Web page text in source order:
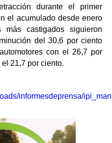
durante el primer
el acumulado desde enero
castigados siguieron
del 30,6 por ciento
con el 26,7 por
21,7 por ciento.
informesdeprensa/